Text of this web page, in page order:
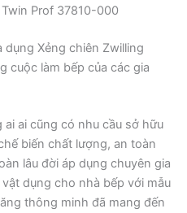
Prof 37810-000
Xẻng chiên Zwilling
cuộc làm bếp của các gia
ai ai cũng có nhu cầu sở hữu
biến chất lượng, an toàn
lâu đời áp dụng chuyên gia
dụng cho nhà bếp với mẫu
thông minh đã mang đến